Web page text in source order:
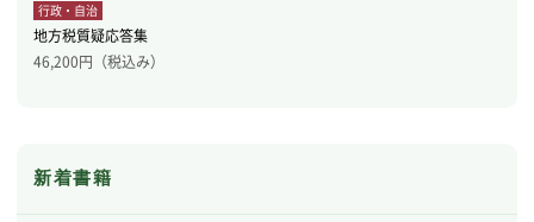
行政・自治
地方税質疑応答集
46,200円（税込み）
新着書籍